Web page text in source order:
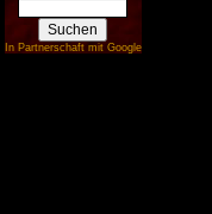
In Partnerschaft mit Google